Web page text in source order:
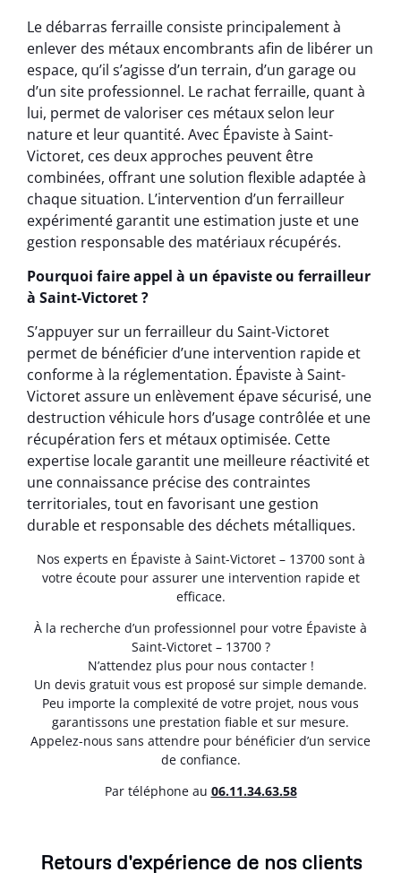
Le débarras ferraille consiste principalement à
enlever des métaux encombrants afin de libérer un
espace, qu’il s’agisse d’un terrain, d’un garage ou
d’un site professionnel. Le rachat ferraille, quant à
lui, permet de valoriser ces métaux selon leur
nature et leur quantité. Avec Épaviste à Saint-
Victoret, ces deux approches peuvent être
combinées, offrant une solution flexible adaptée à
chaque situation. L’intervention d’un ferrailleur
expérimenté garantit une estimation juste et une
gestion responsable des matériaux récupérés.
Pourquoi faire appel à un épaviste ou ferrailleur
à Saint-Victoret ?
S’appuyer sur un ferrailleur du Saint-Victoret
permet de bénéficier d’une intervention rapide et
conforme à la réglementation. Épaviste à Saint-
Victoret assure un enlèvement épave sécurisé, une
destruction véhicule hors d’usage contrôlée et une
récupération fers et métaux optimisée. Cette
expertise locale garantit une meilleure réactivité et
une connaissance précise des contraintes
territoriales, tout en favorisant une gestion
durable et responsable des déchets métalliques.
Nos experts en Épaviste à Saint-Victoret – 13700 sont à
votre écoute pour assurer une intervention rapide et
efficace.
À la recherche d’un professionnel pour votre Épaviste à
Saint-Victoret – 13700 ?
N’attendez plus pour nous contacter !
Un devis gratuit vous est proposé sur simple demande.
Peu importe la complexité de votre projet, nous vous
garantissons une prestation fiable et sur mesure.
Appelez-nous sans attendre pour bénéficier d’un service
de confiance.
Par téléphone au 06.11.34.63.58
Retours d'expérience de nos clients